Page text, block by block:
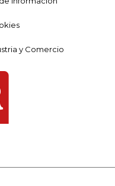
y Comercio